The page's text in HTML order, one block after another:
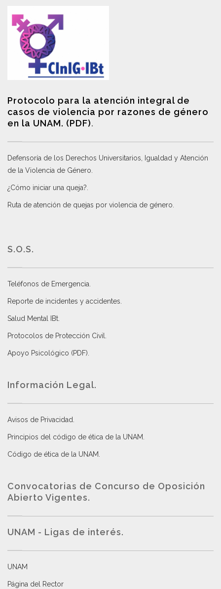
Protocolo para la atención integral de
casos de violencia por razones de género
en la UNAM. (PDF).
Defensoría de los Derechos Universitarios, Igualdad y Atención
de la Violencia de Género.
¿Cómo iniciar una queja?.
Ruta de atención de quejas por violencia de género.
S.O.S.
Teléfonos de Emergencia.
Reporte de incidentes y accidentes.
Salud Mental IBt.
Protocolos de Protección Civil.
Apoyo Psicológico (PDF).
Información Legal.
Avisos de Privacidad.
Principios del código de ética de la UNAM.
Código de ética de la UNAM.
Convocatorias de Concurso de Oposición
Abierto Vigentes.
UNAM - Ligas de interés.
UNAM
Página del Rector